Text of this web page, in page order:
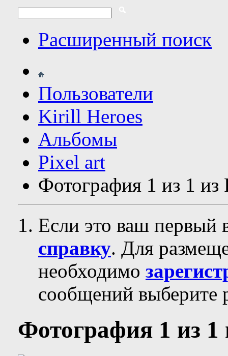
Расширенный поиск
Пользователи
Kirill Heroes
Альбомы
Pixel art
Фотография 1 из 1 из
Если это ваш первый
справку. Для
необходимо
сообщений выберите
Фотография 1 из 1